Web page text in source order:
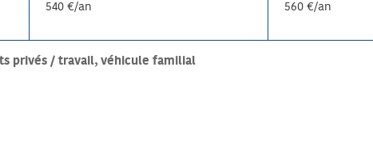
540 €/an 560 €/an
privés / travail, véhicule familial